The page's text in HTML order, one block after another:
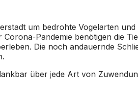
um bedrohte Vogelarten
Pandemie benötigen die
Die noch andauernde
über jede Art von